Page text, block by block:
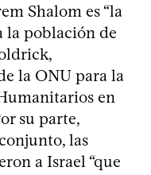
Shalom es “la
la población de
la ONU para la
en
su parte,
las
a Israel “que